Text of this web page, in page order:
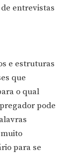
entrevistas
e estruturas
que
o qual
pode
para se